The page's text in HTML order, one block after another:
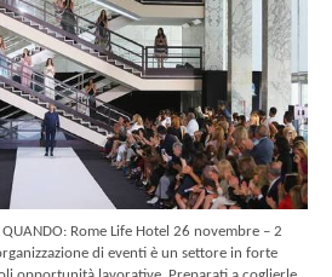
QUANDO: Rome Life Hotel 26 novembre – 2
di eventi è un settore in forte